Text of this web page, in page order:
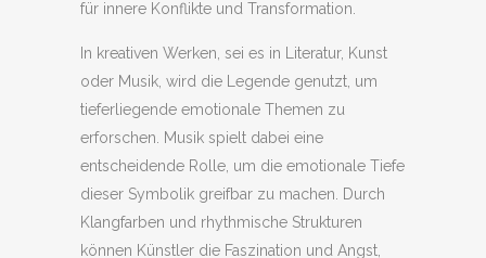
für innere Konflikte und Transformation.
In kreativen Werken, sei es in Literatur, Kunst
oder Musik, wird die Legende genutzt, um
tieferliegende emotionale Themen zu
erforschen. Musik spielt dabei eine
entscheidende Rolle, um die emotionale Tiefe
dieser Symbolik greifbar zu machen. Durch
Klangfarben und rhythmische Strukturen
können Künstler die Faszination und Angst,